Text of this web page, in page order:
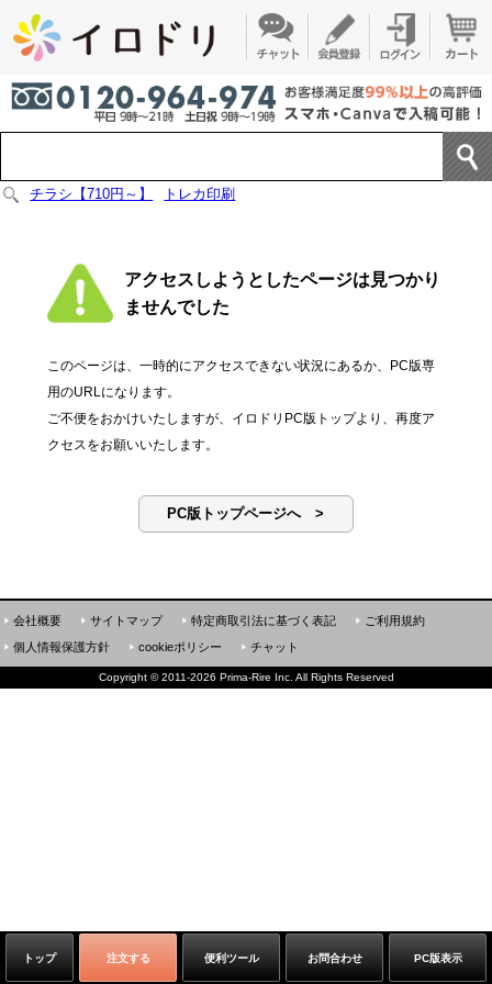
チラシ【710円～】 トレカ印刷
アクセスしようとしたページは見つかり
ませんでした
このページは、一時的にアクセスできない状況にあるか、PC版専
用のURLになります。
ご不便をおかけいたしますが、イロドリPC版トップより、再度ア
クセスをお願いいたします。
PC版トップページへ >
トップ 注文する 便利ツール お問合わせ PC版表示
会社概要 サイトマップ 特定商取引法に基づく表記
ご利用規約
個人情報保護方針
cookieポリシー チャット
Copyright ©2011-2026 Prima-Rire Inc. All Rights Reserved